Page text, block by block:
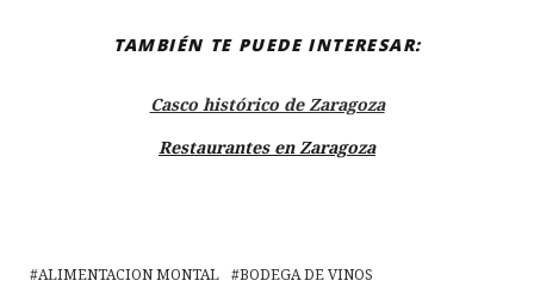
TAMBIÉN TE PUEDE INTERESAR:
Casco histórico de Zaragoza
Restaurantes en Zaragoza
ALIMENTACION MONTAL
BODEGA DE VINOS